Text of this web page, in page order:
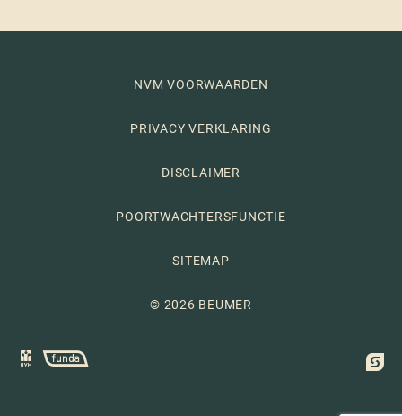
NVM VOORWAARDEN
PRIVACY VERKLARING
DISCLAIMER
POORTWACHTERSFUNCTIE
SITEMAP
© 2026 BEUMER